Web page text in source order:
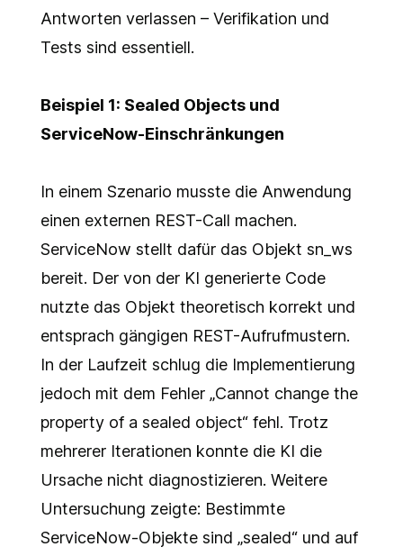
Antworten verlassen – Verifikation und
Tests sind essentiell.
Beispiel 1: Sealed Objects und
ServiceNow-Einschränkungen
In einem Szenario musste die Anwendung
einen externen REST-Call machen.
ServiceNow stellt dafür das Objekt sn_ws
bereit. Der von der KI generierte Code
nutzte das Objekt theoretisch korrekt und
entsprach gängigen REST-Aufrufmustern.
In der Laufzeit schlug die Implementierung
jedoch mit dem Fehler „Cannot change the
property of a sealed object“ fehl. Trotz
mehrerer Iterationen konnte die KI die
Ursache nicht diagnostizieren. Weitere
Untersuchung zeigte: Bestimmte
ServiceNow-Objekte sind „sealed“ und auf